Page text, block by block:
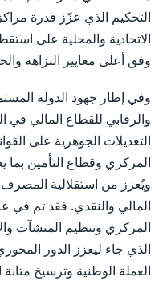
التحكيم الذي عزّز قدرة
الاتحادية والمحلية على
وفق أعلى معايير النزاهة
وفي إطار جهود الدولة
والرقابي للقطاع المالي في
التعديلات الجوهرية على
المركزي وقطاع التأمين
ويُعزز من استقلالية المصرف
المركزي وتنظيم المنشآت
الذي جاء ليعزز الدور
العملة الوطنية وترسيخ